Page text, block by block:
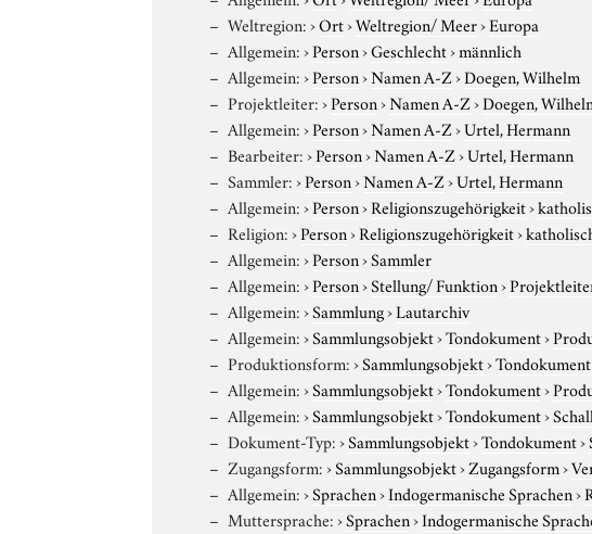
Weltregion:›Ort›Weltregion/ Meer›Europa
Allgemein:›Person›Geschlecht›männlich
Allgemein:›Person›Namen A-Z›Doegen, Wilhelm
Projektleiter:›Person›Namen A-Z›Doegen,
Allgemein:›Person›Namen A-Z›Urtel, Hermann
Bearbeiter:›Person›Namen A-Z›Urtel, Hermann
Sammler:›Person›Namen A-Z›Urtel, Hermann
Allgemein:›Person›Religionszugehörigkeit›
Religion:›Person›Religionszugehörigkeit›
Allgemein:›Person›Sammler
Allgemein:›Person›Stellung/ Funktion›
Allgemein:›Sammlung›Lautarchiv
Allgemein:›Sammlungsobjekt›Tondokument›
Produktionsform:›Sammlungsobjekt›Tondokument
Allgemein:›Sammlungsobjekt›Tondokument›
Allgemein:›Sammlungsobjekt›Tondokument›
Dokument-Typ:›Sammlungsobjekt›Tondokument›
Zugangsform:›Sammlungsobjekt›Zugangsform›
Allgemein:›Sprachen›Indogermanische Sprachen›
Muttersprache:›Sprachen›Indogermanische